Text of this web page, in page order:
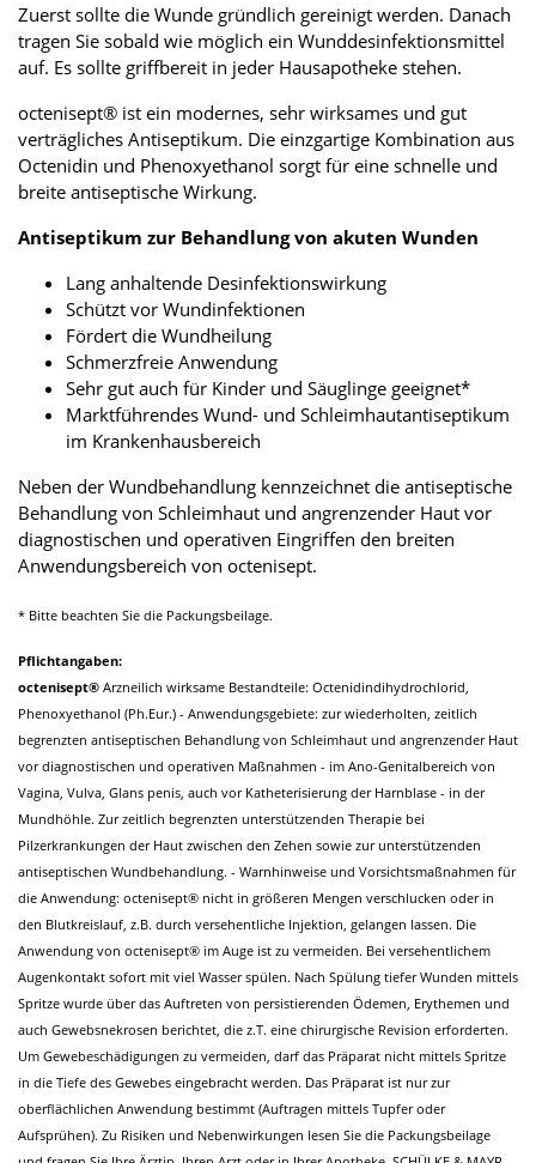
Zuerst sollte die Wunde gründlich gereinigt werden. Danach
tragen Sie sobald wie möglich ein Wunddesinfektionsmittel
auf. Es sollte griffbereit in jeder Hausapotheke stehen.
octenisept® ist ein modernes, sehr wirksames und gut
verträgliches Antiseptikum. Die einzgartige Kombination aus
Octenidin und Phenoxyethanol sorgt für eine schnelle und
breite antiseptische Wirkung.
Antiseptikum zur Behandlung von akuten Wunden
Lang anhaltende Desinfektionswirkung
Schützt vor Wundinfektionen
Fördert die Wundheilung
Schmerzfreie Anwendung
Sehr gut auch für Kinder und Säuglinge geeignet*
Marktführendes Wund- und Schleimhautantiseptikum
im Krankenhausbereich
Neben der Wundbehandlung kennzeichnet die antiseptische
Behandlung von Schleimhaut und angrenzender Haut vor
diagnostischen und operativen Eingriffen den breiten
Anwendungsbereich von octenisept.
* Bitte beachten Sie die Packungsbeilage.
Pflichtangaben:
octenisept® Arzneilich wirksame Bestandteile: Octenidindihydrochlorid,
Phenoxyethanol (Ph.Eur.) - Anwendungsgebiete: zur wiederholten, zeitlich
begrenzten antiseptischen Behandlung von Schleimhaut und angrenzender Haut
vor diagnostischen und operativen Maßnahmen - im Ano-Genitalbereich von
Vagina, Vulva, Glans penis, auch vor Katheterisierung der Harnblase - in der
Mundhöhle. Zur zeitlich begrenzten unterstützenden Therapie bei
Pilzerkrankungen der Haut zwischen den Zehen sowie zur unterstützenden
antiseptischen Wundbehandlung. - Warnhinweise und Vorsichtsmaßnahmen für
die Anwendung: octenisept® nicht in größeren Mengen verschlucken oder in
den Blutkreislauf, z.B. durch versehentliche Injektion, gelangen lassen. Die
Anwendung von octenisept® im Auge ist zu vermeiden. Bei versehentlichem
Augenkontakt sofort mit viel Wasser spülen. Nach Spülung tiefer Wunden mittels
Spritze wurde über das Auftreten von persistierenden Ödemen, Erythemen und
auch Gewebsnekrosen berichtet, die z.T. eine chirurgische Revision erforderten.
Um Gewebeschädigungen zu vermeiden, darf das Präparat nicht mittels Spritze
in die Tiefe des Gewebes eingebracht werden. Das Präparat ist nur zur
oberflächlichen Anwendung bestimmt (Auftragen mittels Tupfer oder
Aufsprühen). Zu Risiken und Nebenwirkungen lesen Sie die Packungsbeilage